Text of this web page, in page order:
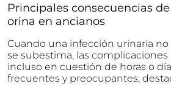
Principales consecuencias
orina en ancianos
Cuando una infección urinaria no
se subestima, las complicaciones
incluso en cuestión de horas o
frecuentes y preocupantes,